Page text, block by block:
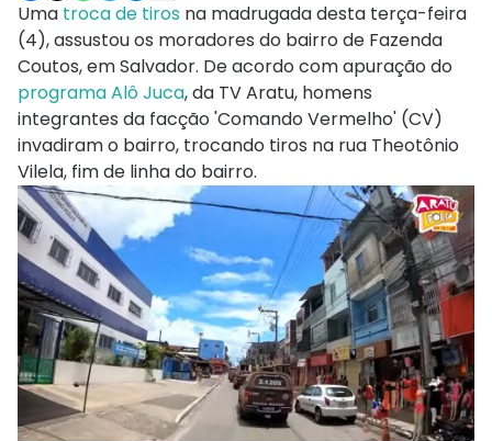
Uma troca de tiros na madrugada desta terça-feira
(4), assustou os moradores do bairro de Fazenda
Coutos, em Salvador. De acordo com apuração do
programa Alô Juca, da TV Aratu, homens
integrantes da facção 'Comando Vermelho' (CV)
invadiram o bairro, trocando tiros na rua Theotônio
Vilela, fim de linha do bairro.